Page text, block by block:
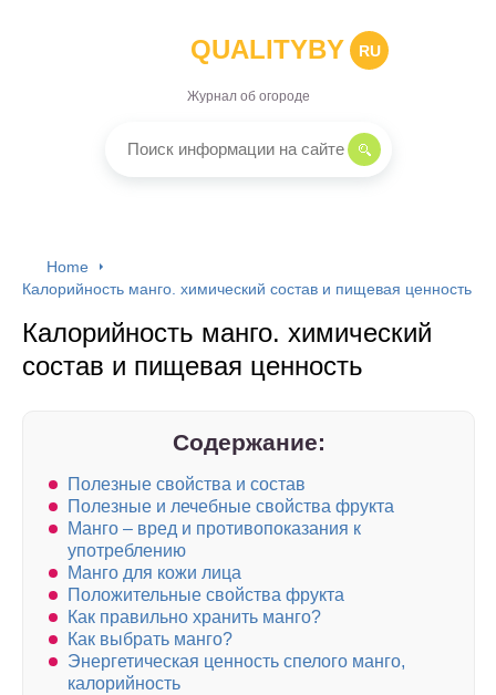
QUALITYBY RU
Журнал об огороде
Home
Калорийность манго. химический состав и пищевая ценность
Калорийность манго. химический
состав и пищевая ценность
Содержание:
Полезные свойства и состав
Полезные и лечебные свойства фрукта
Манго – вред и противопоказания к
употреблению
Манго для кожи лица
Положительные свойства фрукта
Как правильно хранить манго?
Как выбрать манго?
Энергетическая ценность спелого манго,
калорийность